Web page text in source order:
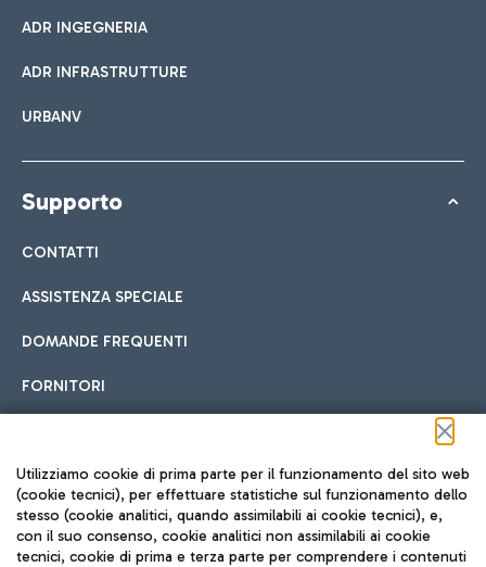
ADR INGEGNERIA
ADR INFRASTRUTTURE
URBANV
Supporto
CONTATTI
ASSISTENZA SPECIALE
DOMANDE FREQUENTI
FORNITORI
Seguici sui social
Utilizziamo cookie di prima parte per il funzionamento del sito web
(cookie tecnici), per effettuare statistiche sul funzionamento dello
stesso (cookie analitici, quando assimilabili ai cookie tecnici), e,
con il suo consenso, cookie analitici non assimilabili ai cookie
tecnici, cookie di prima e terza parte per comprendere i contenuti